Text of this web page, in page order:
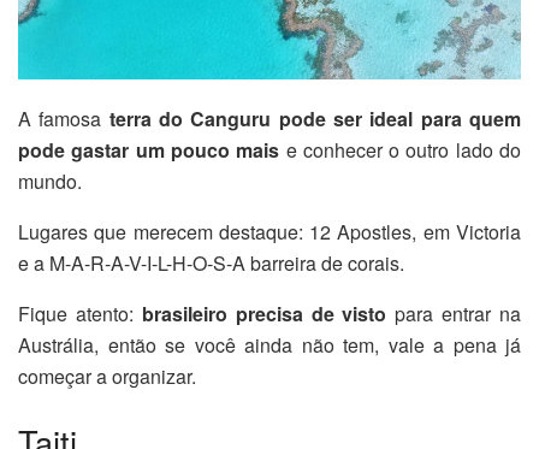
A famosa terra do Canguru pode ser ideal para quem
pode gastar um pouco mais e conhecer o outro lado do
mundo.
Lugares que merecem destaque: 12 Apostles, em Victoria
e a M-A-R-A-V-I-L-H-O-S-A barreira de corais.
Fique atento: brasileiro precisa de visto para entrar na
Austrália, então se você ainda não tem, vale a pena já
começar a organizar.